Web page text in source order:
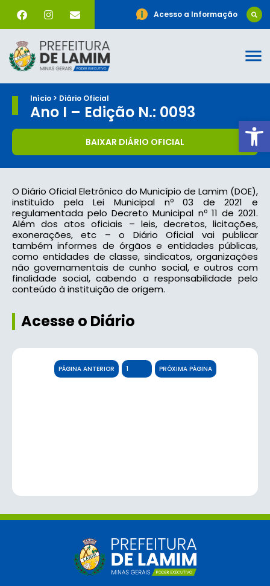
Acesso a Informação
Início > Diário Oficial
Ano I – Edição N.: 0093
BAIXAR DIÁRIO OFICIAL
O Diário Oficial Eletrônico do Município de Lamim (DOE),
instituído pela Lei Municipal nº 03 de 2021 e
regulamentada pelo Decreto Municipal nº 11 de 2021.
Além dos atos oficiais – leis, decretos, licitações,
exonerações, etc – o Diário Oficial vai publicar
também informes de órgãos e entidades públicas,
como entidades de classe, sindicatos, organizações
não governamentais de cunho social, e outros com
finalidade social, cabendo a responsabilidade pelo
conteúdo à instituição de origem.
Acesse o Diário
PÁGINA ANTERIOR PRÓXIMA PÁGINA